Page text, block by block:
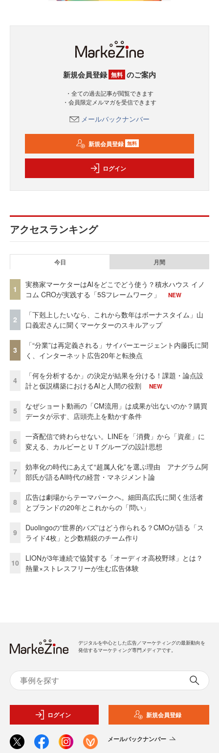
新規会員登録 無料 のご案内
・全ての過去記事が閲覧できます
・会員限定メルマガを受信できます
メールバックナンバー
新規会員登録 無料
ログイン
アクセスランキング
今日 月間
1
実務家マーケターはAIをどこでどう使う？積水ハウス イノ
コム CROが実践する「5Sフレームワーク」
NEW
2
「下剋上したいなら、これから数年はボーナスタイム」山
口義宏さんに聞くマーケターのスキルアップ
3
「“分業”は再定義される」サイバーエージェント内藤氏に聞
く、インターネット広告20年と転換点
4
「何を分析するか」の決定が結果を分ける！課題・論点設
計と仮説構築におけるAIと人間の役割
NEW
5
なぜショート動画の「CM流用」は成果が出ないのか？購買
データが示す、店頭売上を動かす条件
6
一斉配信で終わらせない。LINEを「消費」から「資産」に
変える、カルビーとＵＴグループの設計思想
7
効率化の時代にあえて“超属人化”を選ぶ理由 アナグラム阿
部氏が語るAI時代の経営・マネジメント論
8
広告は劇場からテーマパークへ。細田高広氏に聞く生活者
とブランドの20年とこれからの「問い」
9
Duolingoの“世界的バズ”はどう作られる？CMOが語る「ス
ライド4枚」と少数精鋭のチーム作り
10
LIONが3年連続で協賛する「オーディオ高校野球」とは？
熱量×ストレスフリーが生む広告体験
デジタルを中心とした広告／マーケティングの最新動向を
発信するマーケティング専門メディアです。
ログイン 新規会員登録
メールバックナンバー